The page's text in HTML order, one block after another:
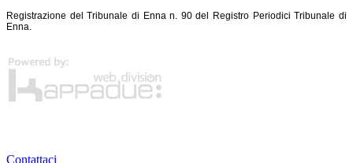
Registrazione del Tribunale di Enna n. 90 del Registro Periodici Tribunale di
Enna.
Contattaci